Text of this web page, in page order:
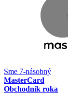
Sme 7-násobný
MasterCard
Obchodník roka